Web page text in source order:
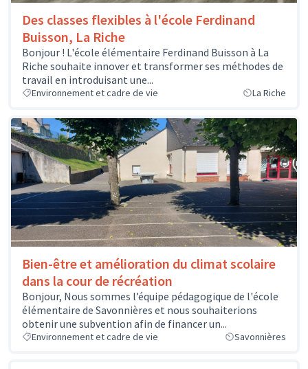
Des classes flexibles à l'école Ferdinand
Buisson, La Riche
Bonjour ! L'école élémentaire Ferdinand Buisson à La
Riche souhaite innover et transformer ses méthodes de
travail en introduisant une...
Environnement et cadre de vie La Riche
Bien-être et amélioration du climat scolaire
dans la cour de récréation
Bonjour, Nous sommes l’équipe pédagogique de l'école
élémentaire de Savonnières et nous souhaiterions
obtenir une subvention afin de financer un...
Environnement et cadre de vie Savonnières